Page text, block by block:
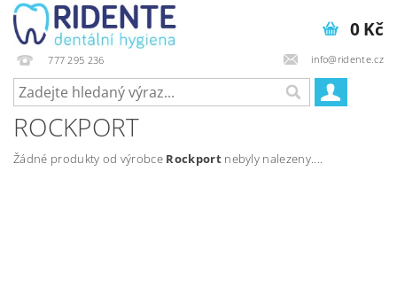
777 295 236 info@ridente.cz
0 Kč
ROCKPORT
Žádné produkty od výrobce Rockportnebyly nalezeny....